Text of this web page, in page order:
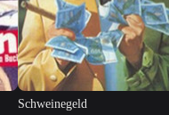
Schweinegeld